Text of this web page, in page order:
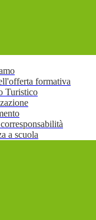
formativa
Turistico
a scuola